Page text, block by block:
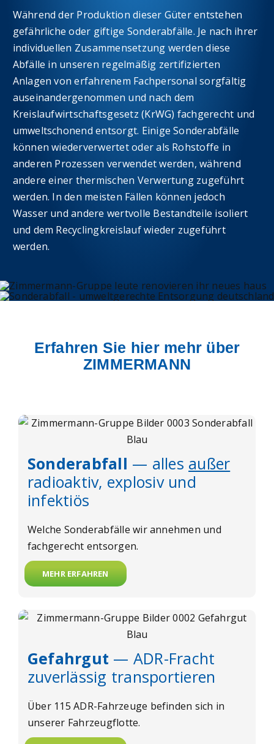
Während der Produktion dieser Güter entstehen
gefährliche oder giftige Sonderabfälle. Je nach ihrer
individuellen Zusammensetzung werden diese
Abfälle in unseren regelmäßig zertifizierten
Anlagen von erfahrenem Fachpersonal sorgfältig
auseinandergenommen und nach dem
Kreislaufwirtschaftsgesetz (KrWG) fachgerecht und
umweltschonend entsorgt. Einige Sonderabfälle
können wiederverwertet oder als Rohstoffe in
anderen Prozessen verwendet werden, während
andere einer thermischen Verwertung zugeführt
werden. In den meisten Fällen können jedoch
Wasser und andere wertvolle Bestandteile isoliert
und dem Recyclingkreislauf wieder zugeführt
werden.
Erfahren Sie hier mehr über
ZIMMERMANN
Sonderabfall — alles außer
radioaktiv, explosiv und
infektiös
Welche Sonderabfälle wir annehmen und
fachgerecht entsorgen.
MEHR ERFAHREN
Gefahrgut — ADR-Fracht
zuverlässig transportieren
Über 115 ADR-Fahrzeuge befinden sich in
unserer Fahrzeugflotte.